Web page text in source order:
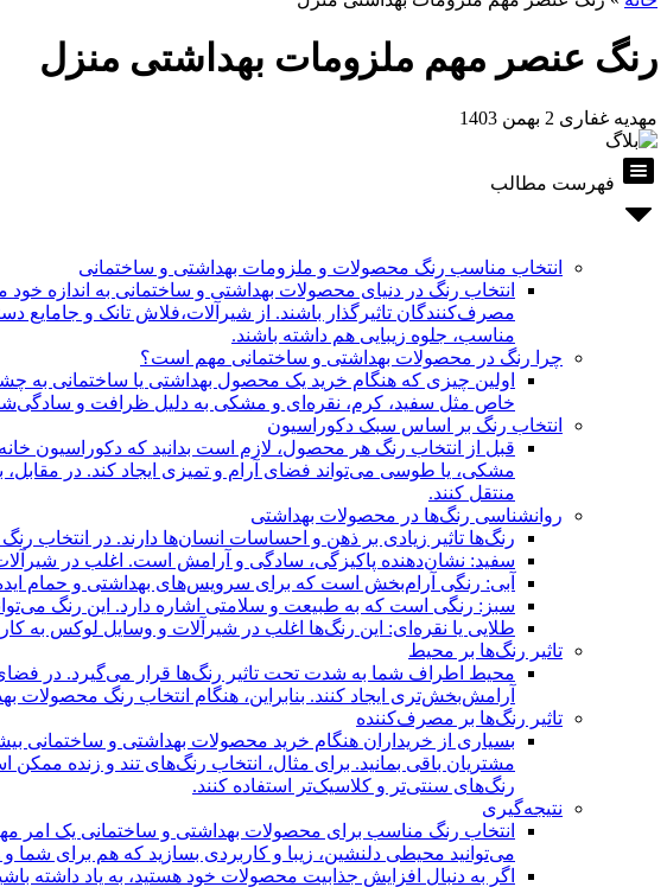
رنگ عنصر مهم ملزومات بهداشتی منزل
مهدیه غفاری 2 بهمن 1403
فهرست مطالب
انتخاب مناسب رنگ محصولات و ملزومات بهداشتی و ساختمانی
انتخاب رنگ در دنیای محصولات بهداشتی و ساختمانی به اندازه
مصرف‌کنندگان تاثیرگذار باشند. از شیرآلات،فلاش تانک و جامایع
مناسب، جلوه زیبایی هم داشته باشند.
چرا رنگ در محصولات بهداشتی و ساختمانی مهم است؟
اولین چیزی که هنگام خرید یک محصول بهداشتی یا ساختمانی به
خاص مثل سفید، کرم، نقره‌ای و مشکی به دلیل ظرافت و
انتخاب رنگ بر اساس سبک دکوراسیون
قبل از انتخاب رنگ هر محصول، لازم است بدانید که دکوراسیون
مشکی، یا طوسی می‌تواند فضای آرام و تمیزی ایجاد کند. در
منتقل کنند.
روانشناسی رنگ‌ها در محصولات بهداشتی
رنگ‌ها تاثیر زیادی بر ذهن و احساسات انسان‌ها دارند. در انتخاب
سفید: نشان‌دهنده پاکیزگی، سادگی و آرامش است. اغلب در
آبی: رنگی آرام‌بخش است که برای سرویس‌های بهداشتی و حمام
سبز: رنگی است که به طبیعت و سلامتی اشاره دارد. این رنگ
طلایی یا نقره‌ای: این رنگ‌ها اغلب در شیرآلات و وسایل لوکس
تاثیر رنگ‌ها بر محیط
محیط اطراف شما به شدت تحت تاثیر رنگ‌ها قرار می‌گیرد. در
آرامش‌بخش‌تری ایجاد کنند. بنابراین، هنگام انتخاب رنگ محصولات
تاثیر رنگ‌ها بر مصرف‌کننده
بسیاری از خریداران هنگام خرید محصولات بهداشتی و ساختمانی
مشتریان باقی بمانید. برای مثال، انتخاب رنگ‌های تند و زنده
رنگ‌های سنتی‌تر و کلاسیک‌تر استفاده کنند.
نتیجه‌گیری
انتخاب رنگ مناسب برای محصولات بهداشتی و ساختمانی یک امر
می‌توانید محیطی دلنشین، زیبا و کاربردی بسازید که هم برای شما
اگر به دنبال افزایش جذابیت محصولات خود هستید، به یاد داشته